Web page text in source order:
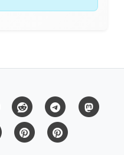
Whatsapp Reddit Telegram
Flipboard Pinterest